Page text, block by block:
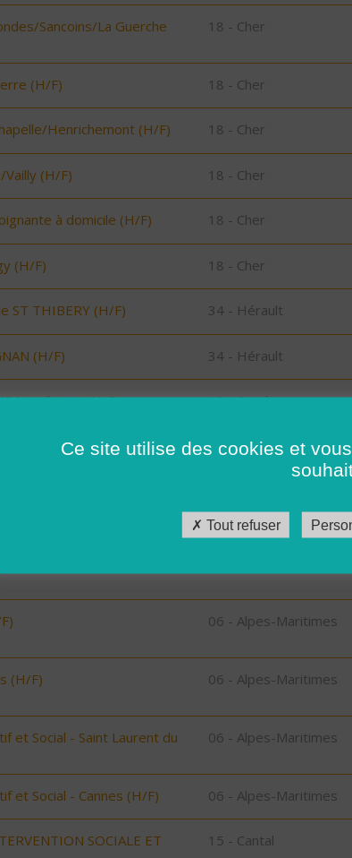
Sancoins/La Guerche
18 - Cher
(H/F) 18 - Cher
Henrichemont (H/F) 18 - Cher
(H/F) 18 - Cher
à domicile (H/F) 18 - Cher
(H/F) 18 - Cher
ST THIBERY (H/F) 34 - Hérault
(H/F) 34 - Hérault
Numérique (H/F) 19 - Corrèze
sur Onzain - CDI Temps
41 - Loir-et-Cher
sur Noyers sur Cher -
(H/F)
(H/F)
06 - Alpes-Maritimes
(H/F) 06 - Alpes-Maritimes
et Social - Saint Laurent du
06 - Alpes-Maritimes
et Social - Cannes (H/F) 06 - Alpes-Maritimes
SOCIALE ET
15 - Cantal
Ce site utilise des cookies et
Tout refuser